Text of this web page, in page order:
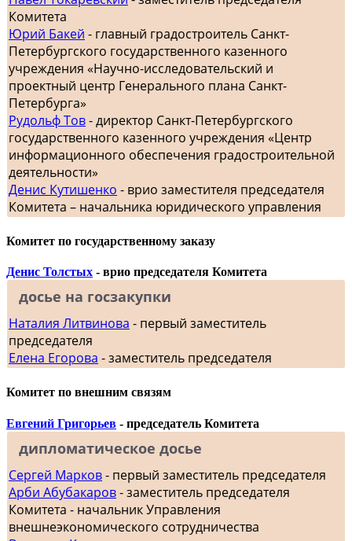
Комитета
Юрий Бакей - главный градостроитель Санкт-
Петербургского государственного казенного
учреждения «Научно-исследовательский и
проектный центр Генерального плана Санкт-
Петербурга»
Рудольф Тов- директор Санкт-Петербургского
государственного казенного учреждения «Центр
информационного обеспечения градостроительной
деятельности»
Денис Кутишенко - врио заместителя председателя
Комитета – начальника юридического управления
Комитет по государственному заказу
Денис Толстых - врио председателя Комитета
досье на госзакупки
Наталия Литвинова - первый заместитель
председателя
Елена Егорова - заместитель председателя
Комитет по внешним связям
Евгений Григорьев - председатель Комитета
дипломатическое досье
Сергей Марков- первый заместитель председателя
Арби Абубакаров- заместитель председателя
Комитета - начальник Управления
внешнеэкономического сотрудничества